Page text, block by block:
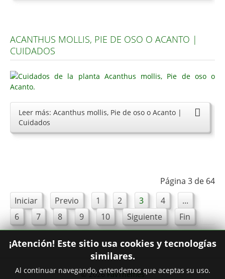
ACANTHUS MOLLIS, PIE DE OSO O ACANTO |
CUIDADOS
Leer más: Acanthus mollis, Pie de oso o Acanto |
Cuidados
Página 3 de 64
Iniciar
Previo 1 2 3 4
...
6
7 8 9 10 Siguiente Fin
© 2026FavThemes
¡Atención! Este sitio usa cookies y tecnologías
similares.
Al continuar navegando, entendemos que aceptas su uso.